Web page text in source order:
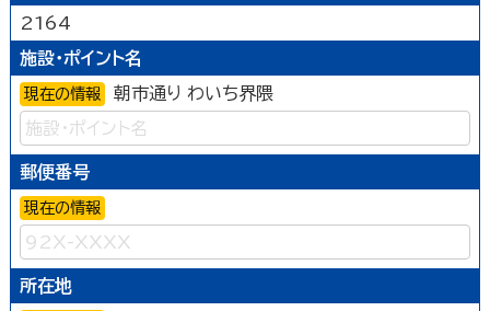
2164
施設・ポイント名
現在の情報 朝市通り わいち界隈
郵便番号
現在の情報
所在地